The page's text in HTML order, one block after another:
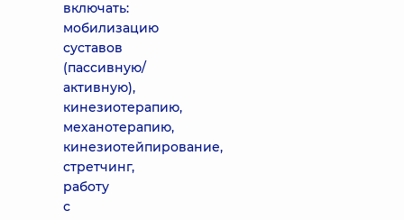
включать:
мобилизацию
суставов
(пассивную/
активную),
кинезиотерапию,
механотерапию,
кинезиотейпирование,
стретчинг,
работу
с